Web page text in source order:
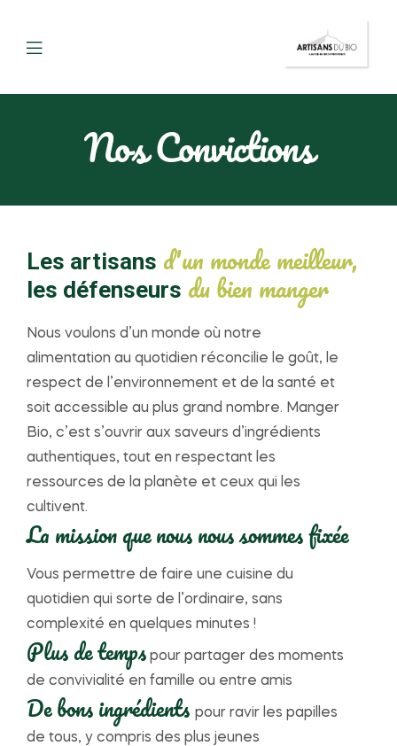
Nos Convictions
Les artisans d'un monde meilleur,
les défenseurs du bien manger
Nous voulons d’un monde où notre
alimentation au quotidien réconcilie le goût, le
respect de l’environnement et de la santé et
soit accessible au plus grand nombre. Manger
Bio, c’est s’ouvrir aux saveurs d’ingrédients
authentiques, tout en respectant les
ressources de la planète et ceux qui les
cultivent.
La mission que nous nous sommes fixée
Vous permettre de faire une cuisine du
quotidien qui sorte de l’ordinaire, sans
complexité en quelques minutes !
Plus de temps pour partager des moments
de convivialité en famille ou entre amis
De bons ingrédients pour ravir les papilles
de tous, y compris des plus jeunes